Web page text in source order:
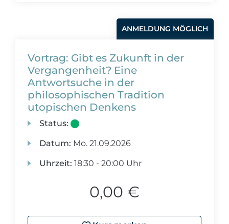
ANMELDUNG MÖGLICH
Vortrag: Gibt es Zukunft in der
Vergangenheit? Eine
Antwortsuche in der
philosophischen Tradition
utopischen Denkens
Status:
Datum: Mo. 21.09.2026
Uhrzeit: 18:30 - 20:00 Uhr
0,00 €